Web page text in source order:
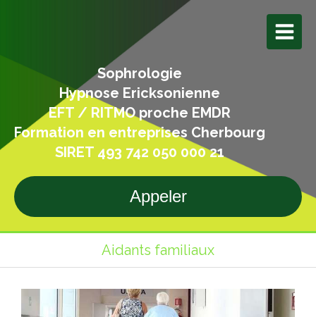
Sophrologie
Hypnose Ericksonienne
EFT / RITMO proche EMDR
Formation en entreprises Cherbourg
SIRET 493 742 050 000 21
Appeler
Aidants familiaux